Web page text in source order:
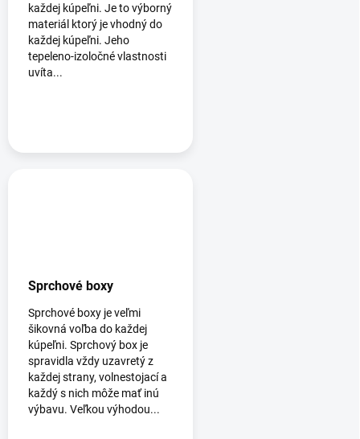
každej kúpeľni. Je to výborný
materiál ktorý je vhodný do
každej kúpeľni. Jeho
tepeleno-izoločné vlastnosti
uvíta...
Sprchové boxy
Sprchové boxy je veľmi
šikovná voľba do každej
kúpeľni. Sprchový box je
spravidla vždy uzavretý z
každej strany, volnestojací a
každý s nich môže mať inú
výbavu. Veľkou výhodou...